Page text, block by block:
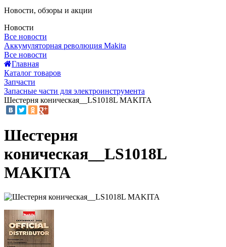
Новости, обзоры и акции
Новости
Все новости
Аккумуляторная революция Makita
Все новости
Главная
Каталог товаров
Запчасти
Запасные части для электроинструмента
Шестерня коническая__LS1018L MAKITA
Шестерня
коническая__LS1018L
MAKITA